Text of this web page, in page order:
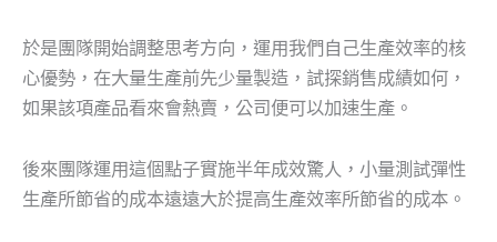
於是團隊開始調整思考方向，運用我們自己生產效率的核
心優勢，在大量生產前先少量製造，試探銷售成績如何，
如果該項產品看來會熱賣，公司便可以加速生產。
後來團隊運用這個點子實施半年成效驚人，小量測試彈性
生產所節省的成本遠遠大於提高生產效率所節省的成本。